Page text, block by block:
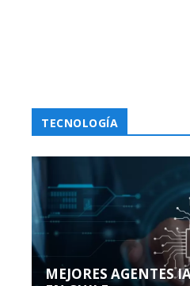
TECNOLOGÍA
MEJORES AGENTES